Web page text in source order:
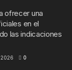
ofrecer una
en el
las indicaciones
0